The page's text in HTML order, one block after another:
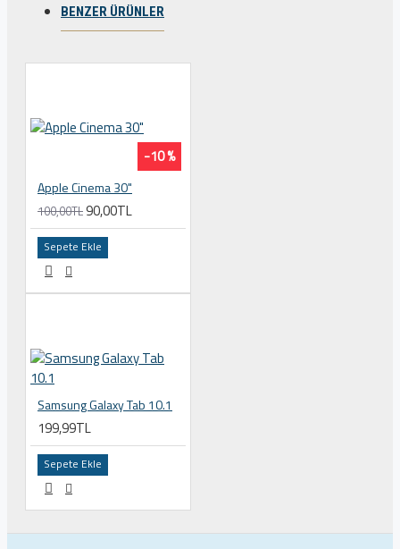
BENZER ÜRÜNLER
-10 %
Apple Cinema 30"
100,00TL90,00TL
Sepete Ekle
Samsung Galaxy Tab 10.1
199,99TL
Sepete Ekle